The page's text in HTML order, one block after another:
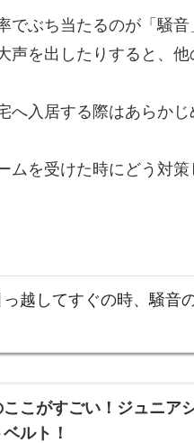
ぶち当たるのが「騒音
声を出したりすると、
へ入居する際はあらか
ムを受けた時にどう対策
越してすぐの時、騒音
こがすごい！ジュニア
ルト！